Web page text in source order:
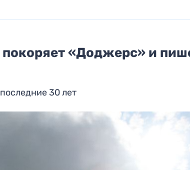
«Доджерс» и
30 лет